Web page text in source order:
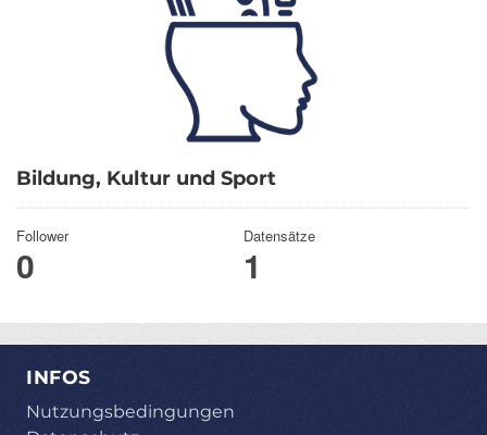
Bildung, Kultur und Sport
Follower
0
Datensätze
1
INFOS
Nutzungsbedingungen